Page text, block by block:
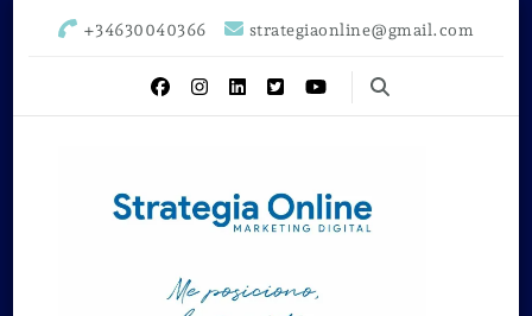
+34630040366 strategiaonline@gmail.com